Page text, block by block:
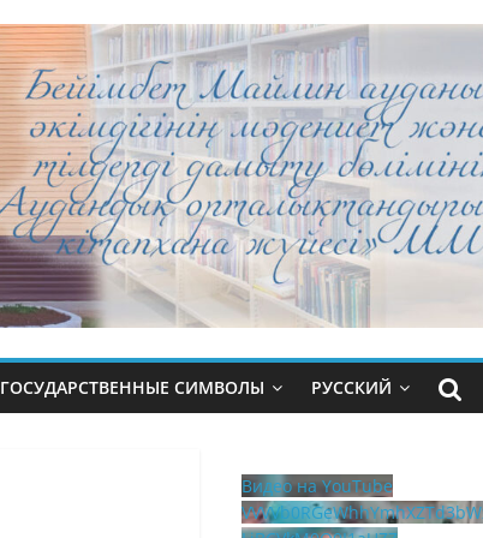
ГОСУДАРСТВЕННЫЕ СИМВОЛЫ РУССКИЙ
Видео на YouTube